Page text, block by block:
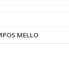
MELLO